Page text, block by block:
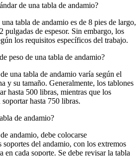
de una tabla de andamio?
tabla de andamio es de 8 pies de largo,
pulgadas de espesor. Sin embargo, los
los requisitos específicos del trabajo.
peso de una tabla de andamio?
una tabla de andamio varía según el
y su tamaño. Generalmente, los tablones
hasta 500 libras, mientras que los
hasta 750 libras.
de andamio?
andamio, debe colocarse
del andamio, con los extremos
en cada soporte. Se debe revisar la tabla